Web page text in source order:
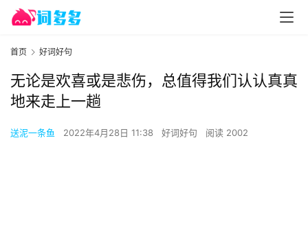
首页 好词好句
无论是欢喜或是悲伤，总值得我们认认真真
地来走上一趟
送泥一条鱼 2022年4月28日 11:38 好词好句 阅读 2002